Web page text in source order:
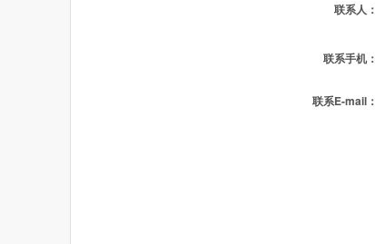
联系人：
联系手机：
联系E-mail：